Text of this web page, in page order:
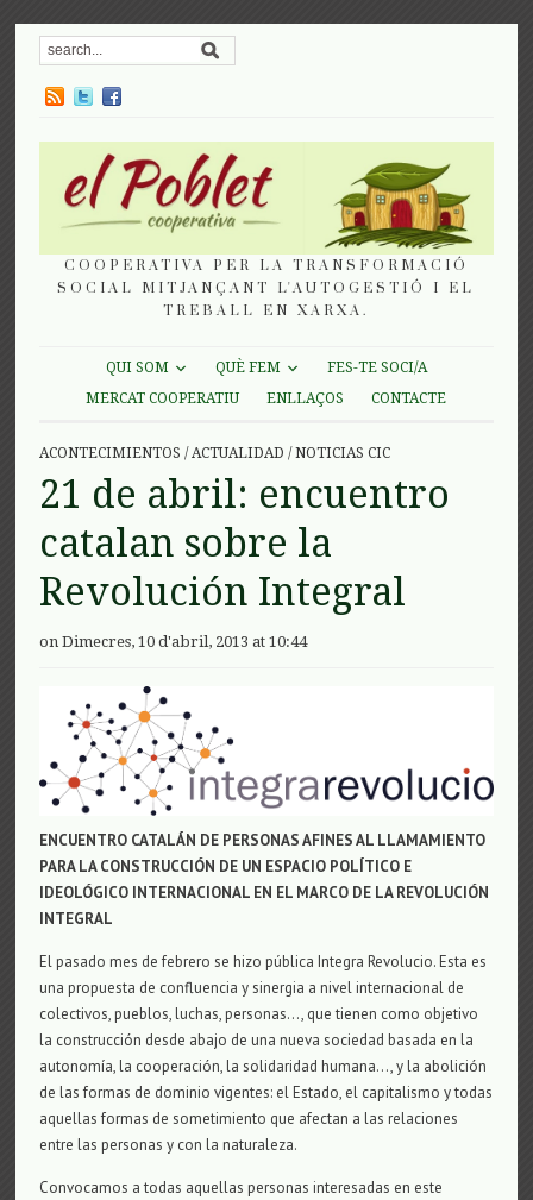
COOPERATIVA PER LA TRANSFORMACIÓ
SOCIAL MITJANÇANT L'AUTOGESTIÓ I EL
TREBALL EN XARXA.
QUI SOM QUÈ FEM
FES-TE SOCI/A
MERCAT COOPERATIU
ENLLAÇOS CONTACTE
ACONTECIMIENTOS /ACTUALIDAD /NOTICIAS CIC
21 de abril: encuentro
catalan sobre la
Revolución Integral
on Dimecres, 10 d'abril, 2013 at 10:44
ENCUENTRO CATALÁN DE PERSONAS AFINES AL LLAMAMIENTO
PARA LA CONSTRUCCIÓN DE UN ESPACIO POLÍTICO E
IDEOLÓGICO INTERNACIONAL EN EL MARCO DE LA REVOLUCIÓN
INTEGRAL
El pasado mes de febrero se hizo pública Integra Revolucio. Esta es
una propuesta de confluencia y sinergia a nivel internacional de
colectivos, pueblos, luchas, personas…, que tienen como objetivo
la construcción desde abajo de una nueva sociedad basada en la
autonomía, la cooperación, la solidaridad humana…, y la abolición
de las formas de dominio vigentes: el Estado, el capitalismo y todas
aquellas formas de sometimiento que afectan a las relaciones
entre las personas y con la naturaleza.
Convocamos a todas aquellas personas interesadas en este